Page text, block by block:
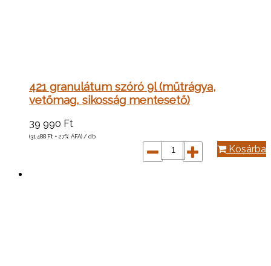
421 granulátum szóró 9l (műtrágya,
vetőmag, sikosság mentesető)
39 990 Ft
(31 488 Ft + 27% ÁFA) / db
Kosárba